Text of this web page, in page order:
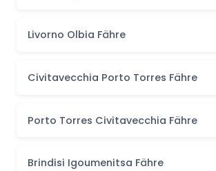
Livorno Olbia Fähre
Civitavecchia Porto Torres Fähre
Porto Torres Civitavecchia Fähre
Brindisi Igoumenitsa Fähre